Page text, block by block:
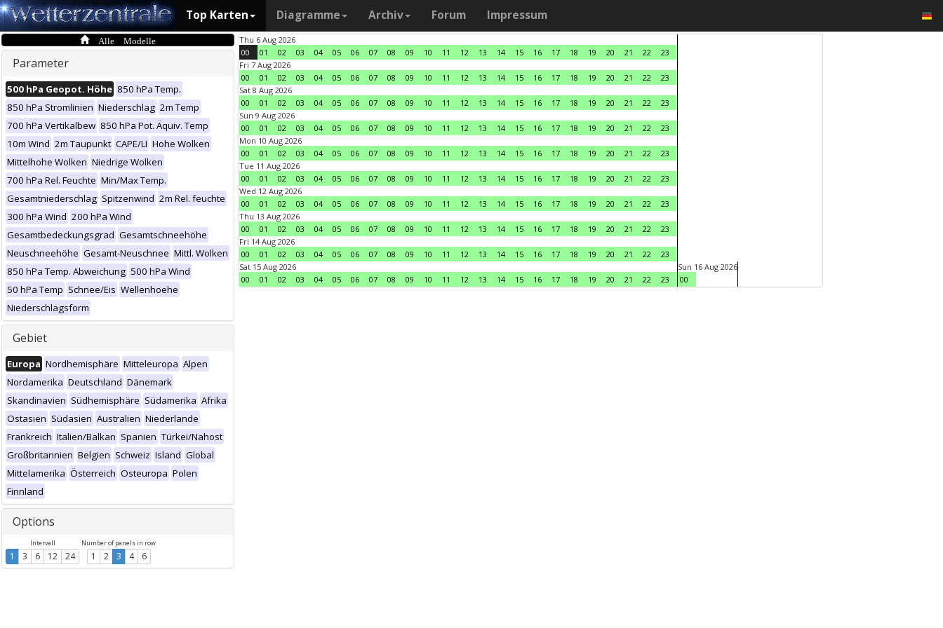
Top Karten Diagramme Archiv Forum Impressum
Alle Modelle
Parameter
500 hPa Geopot. Höhe 850 hPa Temp.
850 hPa Stromlinien Niederschlag 2m Temp
700 hPa Vertikalbew 850 hPa Pot. Äquiv. Temp
10m Wind 2m Taupunkt CAPE/LI Hohe Wolken
Mittelhohe Wolken Niedrige Wolken
700 hPa Rel. Feuchte Min/Max Temp.
Gesamtniederschlag Spitzenwind 2m Rel. feuchte
300 hPa Wind 200 hPa Wind
Gesamtbedeckungsgrad Gesamtschneehöhe
Neuschneehöhe Gesamt-Neuschnee Mittl. Wolken
850 hPa Temp. Abweichung 500 hPa Wind
50 hPa Temp Schnee/Eis Wellenhoehe
Niederschlagsform
Gebiet
Europa Nordhemisphäre Mitteleuropa Alpen
Nordamerika Deutschland Dänemark
Skandinavien Südhemisphäre Südamerika Afrika
Ostasien Südasien Australien Niederlande
Frankreich Italien/Balkan Spanien Türkei/Nahost
Großbritannien Belgien Schweiz Island Global
Mittelamerika Österreich Osteuropa Polen
Finnland
Options
Intervall
1 3 6 12 24
Number of panels in row
1 2 3 4 6
Thu 6 Aug 2026
00
01 02 03 04 05 06 07 08 09 10 11 12 13 14 15 16 17 18 19 20 21 22
23
Fri 7 Aug 2026
00
01 02 03 04 05 06 07 08 09 10 11 12 13 14 15 16 17 18 19 20 21 22
23
Sat 8 Aug 2026
00
01 02 03 04 05 06 07 08 09 10 11 12 13 14 15 16 17 18 19 20 21 22
23
Sun 9 Aug 2026
00
01 02 03 04 05 06 07 08 09 10 11 12 13 14 15 16 17 18 19 20 21 22
23
Mon 10 Aug 2026
00
01 02 03 04 05 06 07 08 09 10 11 12 13 14 15 16 17 18 19 20 21 22
23
Tue 11 Aug 2026
00
01 02 03 04 05 06 07 08 09 10 11 12 13 14 15 16 17 18 19 20 21 22
23
Wed 12 Aug 2026
00
01 02 03 04 05 06 07 08 09 10 11 12 13 14 15 16 17 18 19 20 21 22
23
Thu 13 Aug 2026
00
01 02 03 04 05 06 07 08 09 10 11 12 13 14 15 16 17 18 19 20 21 22
23
Fri 14 Aug 2026
00
01 02 03 04 05 06 07 08 09 10 11 12 13 14 15 16 17 18 19 20 21 22
23
Sat 15 Aug 2026
00
01 02 03 04 05 06 07 08 09 10 11 12 13 14 15 16 17 18 19 20 21 22 23
Sun 16 Aug 2026
00